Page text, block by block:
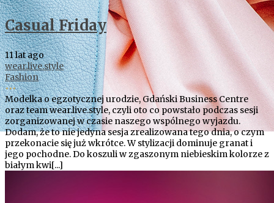
Casual Friday
11 lat ago
wear.live.style
Fashion
•••
Modelka o egzotycznej urodzie, Gdański Business Centre
oraz team wear.live.style, czyli oto co powstało podczas sesji
zorganizowanej w czasie naszego wspólnego wyjazdu.
Dodam, że to nie jedyna sesja zrealizowana tego dnia, o czym
przekonacie się już wkrótce. W stylizacji dominuje granat i
jego pochodne. Do koszuli w zgaszonym niebieskim kolorze z
białym kwi[...]